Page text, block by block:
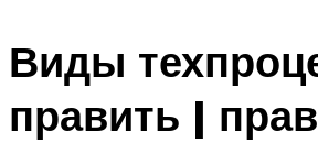
Виды
править |